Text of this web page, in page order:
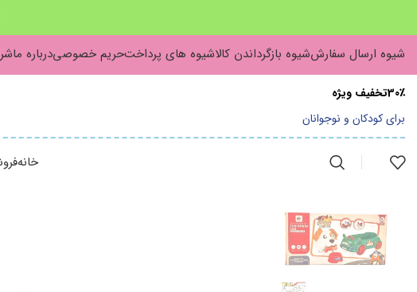
شیوه ارسال سفارششیوه بازگرداندن کالاشیوه های پرداختحریم خصوصیدرباره ما
30٪تخفیف ویژه
برای کودکان و نوجوانان
خانه